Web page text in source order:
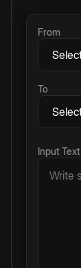
From
To
Input Text